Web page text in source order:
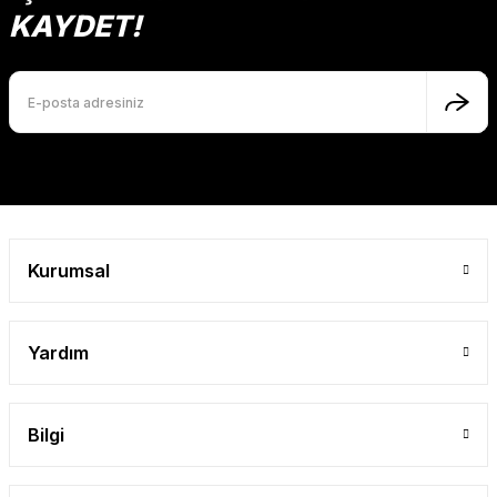
Ürün açıklamasında eksik bilgiler bulunuyor.
Ürün fiyatı diğer sitelerden daha pahalı.
Bu ürüne benzer farklı alternatifler olmalı.
KAYDET!
Kurumsal
Yardım
Bilgi